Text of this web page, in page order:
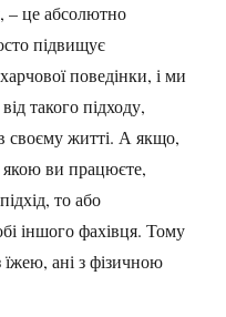
– це абсолютно
підвищує
поведінки, і ми
такого підходу,
своєму житті. А якщо,
якою ви працюєте,
то або
іншого фахівця. Тому
їжею, ані з фізичною